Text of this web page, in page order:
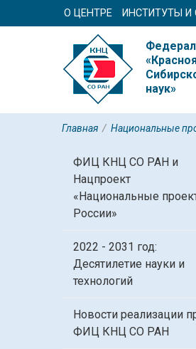
О ЦЕНТРЕ ИНСТИТУТЫ И
наук»
Главная / Национальные
ФИЦ КНЦ СО РАН и
Нацпроект
«Национальные
России»
2022 - 2031 год:
Десятилетие науки и
технологий
Новости реализации
ФИЦ КНЦ СО РАН